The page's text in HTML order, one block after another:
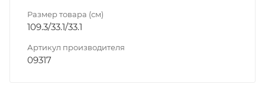
Размер товара (см)
109.3/33.1/33.1
Артикул производителя
09317